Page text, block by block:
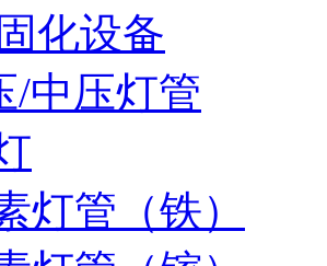
化设备
/中压灯管
灯管（铁）